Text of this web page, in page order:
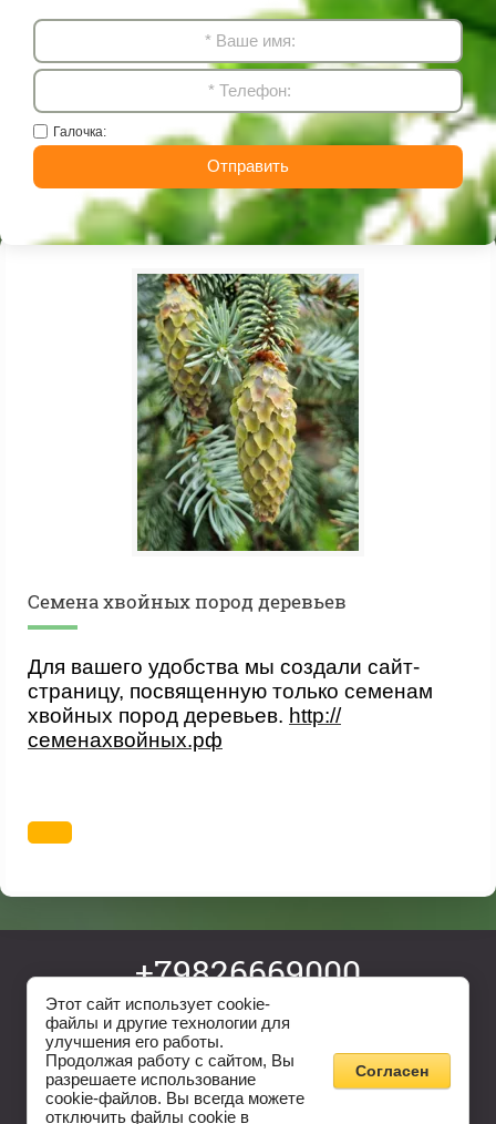
Галочка:
Отправить
Cемена хвойных пород деревьев
Для вашего удобства мы создали сайт-
страницу, посвященную только семенам
хвойных пород деревьев. http://
семенахвойных.рф
+79826669000
ev05@yandex.ru
@pmsad_ekb
Copyright © 2011 - 2026
Садовый центр "Первомайский"
Этот сайт использует cookie-
файлы и другие технологии для
улучшения его работы.
Продолжая работу с сайтом, Вы
разрешаете использование
cookie-файлов. Вы всегда можете
отключить файлы cookie в
Согласен